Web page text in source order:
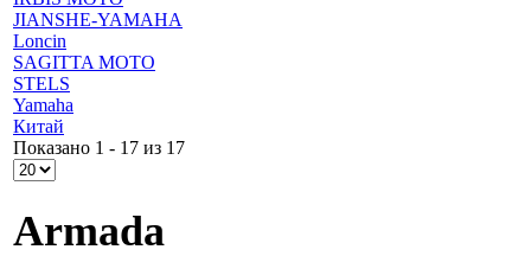
JIANSHE-YAMAHA
Loncin
SAGITTA MOTO
STELS
Yamaha
Китай
Показано 1 - 17 из 17
Armada